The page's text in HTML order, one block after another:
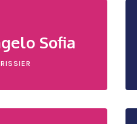
Sofia